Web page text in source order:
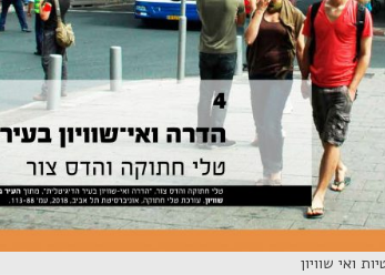
ואי שוויון